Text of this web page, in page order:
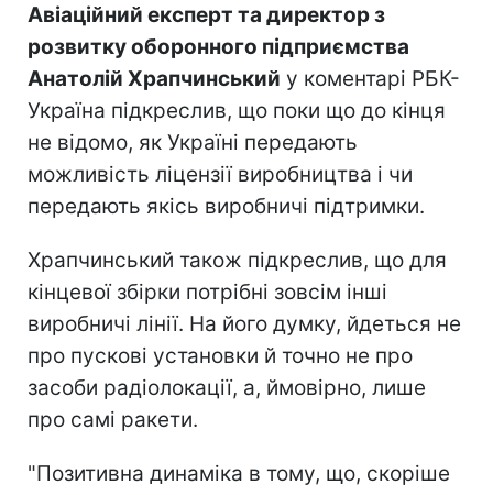
Авіаційний експерт та директор з
розвитку оборонного підприємства
Анатолій Храпчинський у коментарі РБК-
Україна підкреслив, що поки що до кінця
не відомо, як Україні передають
можливість ліцензії виробництва і чи
передають якісь виробничі підтримки.
Храпчинський також підкреслив, що для
кінцевої збірки потрібні зовсім інші
виробничі лінії. На його думку, йдеться не
про пускові установки й точно не про
засоби радіолокації, а, ймовірно, лише
про самі ракети.
"Позитивна динаміка в тому, що, скоріше